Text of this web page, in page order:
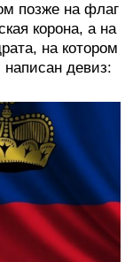
позже на флаг
корона, а на
на котором
девиз: